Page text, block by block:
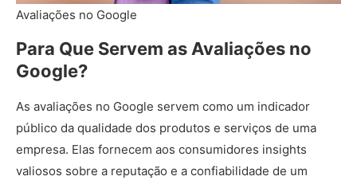
Avaliações no Google
Para Que Servem as Avaliações no
Google?
As avaliações no Google servem como um indicador
público da qualidade dos produtos e serviços de uma
empresa. Elas fornecem aos consumidores insights
valiosos sobre a reputação e a confiabilidade de um